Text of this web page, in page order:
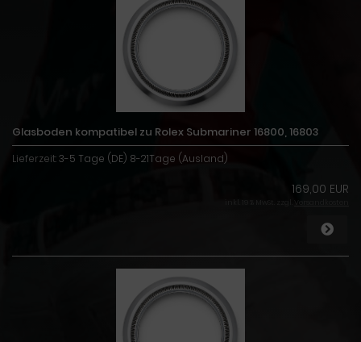
Glasboden kompatibel zu Rolex Submariner 16800, 16803
Lieferzeit:3-5 Tage (DE) 8-21Tage (Ausland)
169,00 EUR
inkl. 19 % MwSt. zzgl.